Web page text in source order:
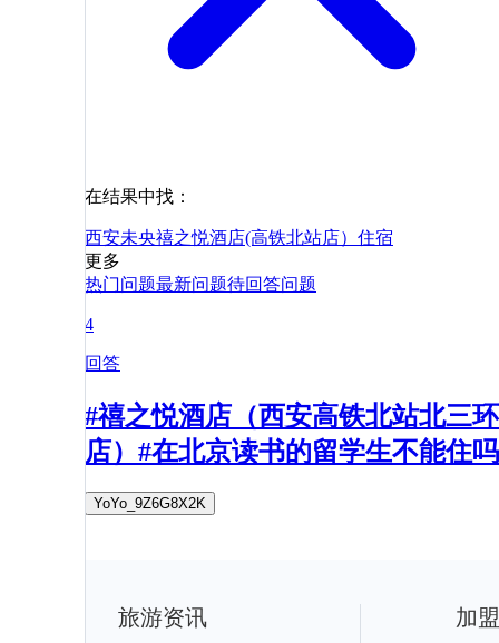
在结果中找：
西安未央禧之悦酒店(高铁北站店） 住宿
更多
热门问题最新问题待回答问题
4
回答
#禧之悦酒店（西安高铁北站北三环
店）#在北京读书的留学生不能住吗
YoYo_9Z6G8X2K
旅游资讯 加